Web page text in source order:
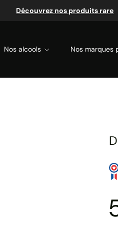
Découvrez nos produits rare
Nos alcools Nos marques